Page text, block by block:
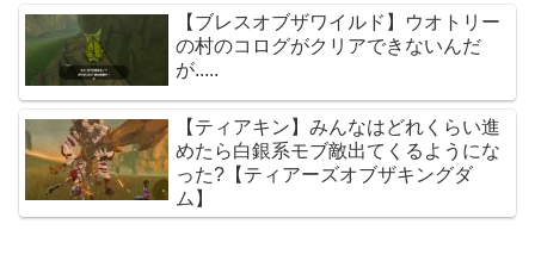
【ブレスオブザワイルド】ウオトリー
の村のコログがクリアできないんだ
が.....
【ティアキン】みんなはどれくらい進
めたら白銀系モブ敵出てくるようにな
った?【ティアーズオブザキングダ
ム】